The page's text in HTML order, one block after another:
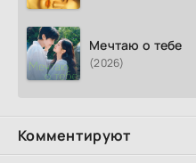
Мечтаю о тебе
(2026)
Комментируют